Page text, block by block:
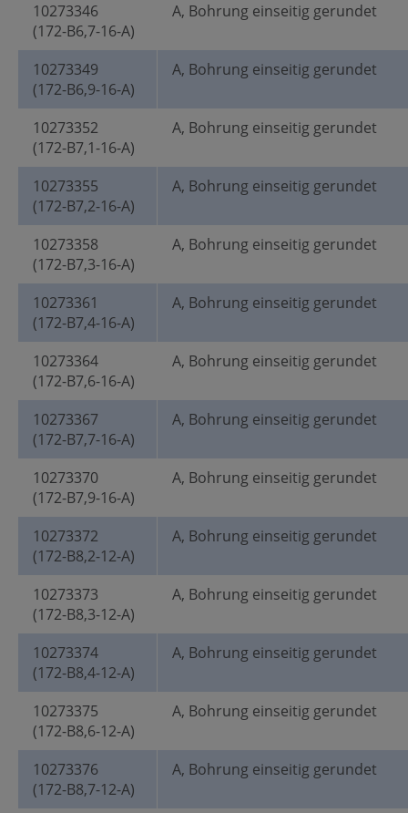
10273346
(172-B6,7-16-A)
A, Bohrung einseitig gerundet
10273349
(172-B6,9-16-A)
A, Bohrung einseitig gerundet
10273352
(172-B7,1-16-A)
A, Bohrung einseitig gerundet
10273355
(172-B7,2-16-A)
A, Bohrung einseitig gerundet
10273358
(172-B7,3-16-A)
A, Bohrung einseitig gerundet
10273361
(172-B7,4-16-A)
A, Bohrung einseitig gerundet
10273364
(172-B7,6-16-A)
A, Bohrung einseitig gerundet
10273367
(172-B7,7-16-A)
A, Bohrung einseitig gerundet
10273370
(172-B7,9-16-A)
A, Bohrung einseitig gerundet
10273372
(172-B8,2-12-A)
A, Bohrung einseitig gerundet
10273373
(172-B8,3-12-A)
A, Bohrung einseitig gerundet
10273374
(172-B8,4-12-A)
A, Bohrung einseitig gerundet
10273375
(172-B8,6-12-A)
A, Bohrung einseitig gerundet
10273376
(172-B8,7-12-A)
A, Bohrung einseitig gerundet